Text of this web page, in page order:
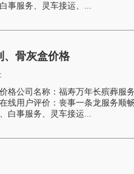
事服务、灵车接运、...
、骨灰盒价格
格公司名称：福寿万年长殡葬服
线用户评价：丧事一条龙服务顺
白事服务、灵车接运...